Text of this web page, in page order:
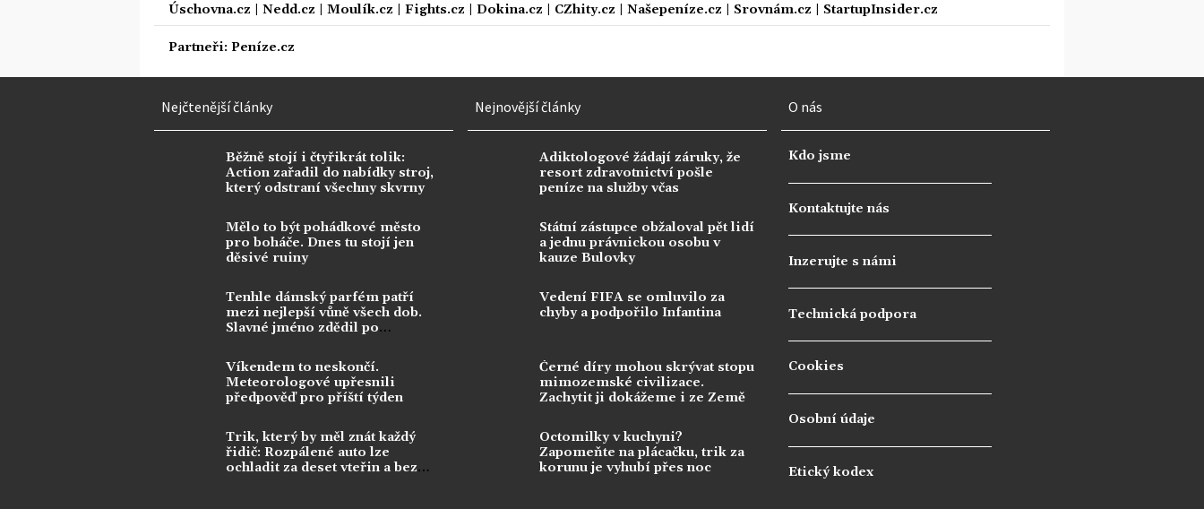
Úschovna.cz
Nedd.cz Moulík.cz Fights.cz Dokina.cz CZhity.cz Našepeníze.cz Srovnám.cz StartupInsider.cz
Partneři: Peníze.cz
Nejčtenější články
Běžně stojí i čtyřikrát tolik:
Action zařadil do nabídky stroj,
který odstraní všechny skvrny
Mělo to být pohádkové město
pro boháče. Dnes tu stojí jen
děsivé ruiny
Tenhle dámský parfém patří
mezi nejlepší vůně všech dob.
Slavné jméno zdědil po
Víkendem to neskončí.
Meteorologové upřesnili
předpověď pro příští týden
Trik, který by měl znát každý
řidič: Rozpálené auto lze
ochladit za deset vteřin a bez
Nejnovější články
Adiktologové žádají záruky, že
resort zdravotnictví pošle
peníze na služby včas
Státní zástupce obžaloval pět lidí
a jednu právnickou osobu v
kauze Bulovky
Vedení FIFA se omluvilo za
chyby a podpořilo Infantina
Černé díry mohou skrývat stopu
mimozemské civilizace.
Zachytit ji dokážeme i ze Země
Octomilky v kuchyni?
Zapomeňte na plácačku, trik za
korunu je vyhubí přes noc
O nás
Kdo jsme
Kontaktujte nás
Inzerujte s námi
Technická podpora
Cookies
Osobní údaje
Etický kodex